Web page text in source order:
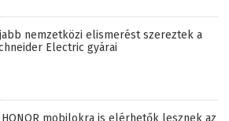
nemzetközi elismerést szereztek a
Electric gyárai
HONOR mobilokra is elérhetők lesznek az